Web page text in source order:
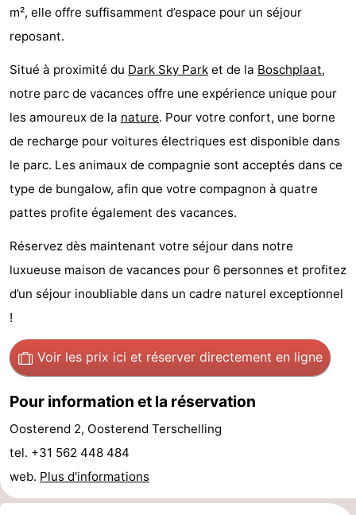
Musées
-
Églises
Points
de
vue
Attractions
-
Croisières
-
Terrains
de
jeux
-
Parcours
de
mini-
golf
Centres
de
bien-
être
Nature
Visites
guidées
Sports
Piscines
-
m², elle offre suffisamment d’espace pour un séjour
reposant.
Situé à proximité du Dark Sky Park et de la Boschplaat,
notre parc de vacances offre une expérience unique pour
les amoureux de la nature. Pour votre confort, une borne
de recharge pour voitures électriques est disponible dans
le parc. Les animaux de compagnie sont acceptés dans ce
type de bungalow, afin que votre compagnon à quatre
pattes profite également des vacances.
Réservez dès maintenant votre séjour dans notre
luxueuse maison de vacances pour 6 personnes et profitez
d’un séjour inoubliable dans un cadre naturel exceptionnel
!
Voir les prix ici et réserver directement en ligne
Pour information et la réservation
Oosterend 2, Oosterend Terschelling
tel. +31 562 448 484
web. Plus d'informations